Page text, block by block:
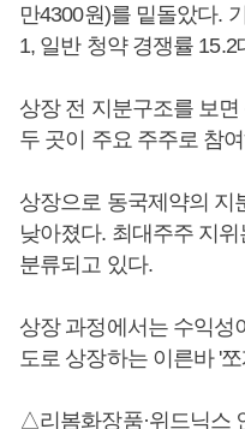
만4300원)를 밑돌았다.
1, 일반 청약 경쟁률
상장 전 지분구조를 보
두 곳이 주요 주주로 참
상장으로 동국제약의 지
낮아졌다. 최대주주 지
분류되고 있다.
상장 과정에서는 수익성
도로 상장하는 이른바 '
△리봄화장품·위드닉스